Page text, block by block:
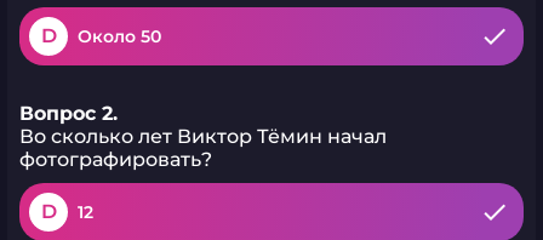
D Около 50
Вопрос 2.
Во сколько лет Виктор Тёмин начал
фотографировать?
D 12